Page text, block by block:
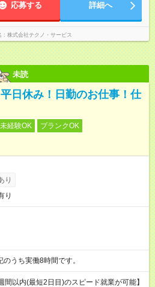
応募する 詳細へ
株式会社テクノ・サービス
未読
日休み！日勤のお仕事！仕
経験OK
ブランクOK
り
り
※表記のうち実働8時間です。
間以内(最短2日目)のスピード就業が可能】